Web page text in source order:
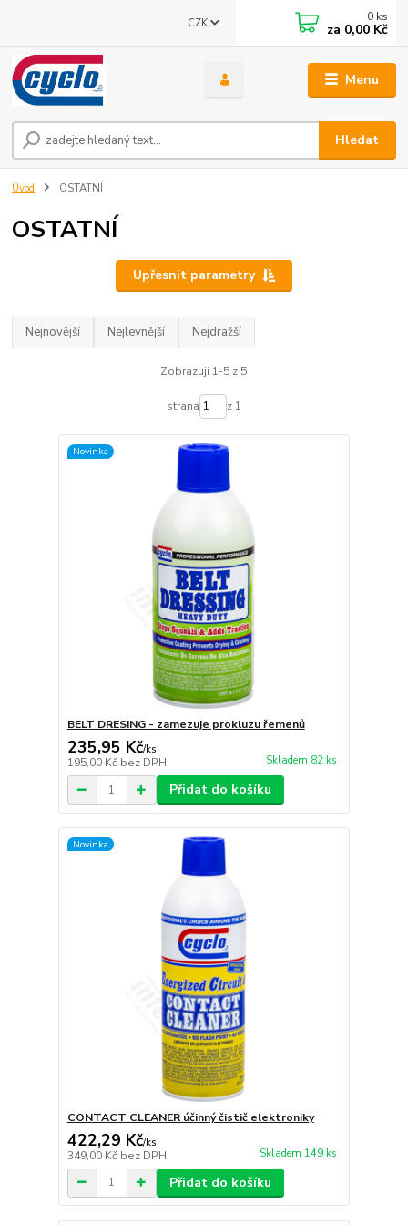
Menu
CZK
Hledat
0 ks
za 0,00 Kč
Úvod OSTATNÍ
OSTATNÍ
Upřesnit parametry
Nejnovější Nejlevnější Nejdražší
Zobrazuji 1-5 z 5
strana z 1
Novinka
BELT DRESING - zamezuje prokluzu řemenů
235,95 Kč/ks
195,00 Kč bez DPH Skladem 82 ks
Přidat do košíku
Novinka
CONTACT CLEANER účinný čistič elektroniky
422,29 Kč/ks
349,00 Kč bez DPH Skladem 149 ks
Přidat do košíku